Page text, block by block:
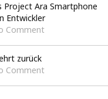
Project Ara Smartphone
Entwickler
Comment
zurück
Comment